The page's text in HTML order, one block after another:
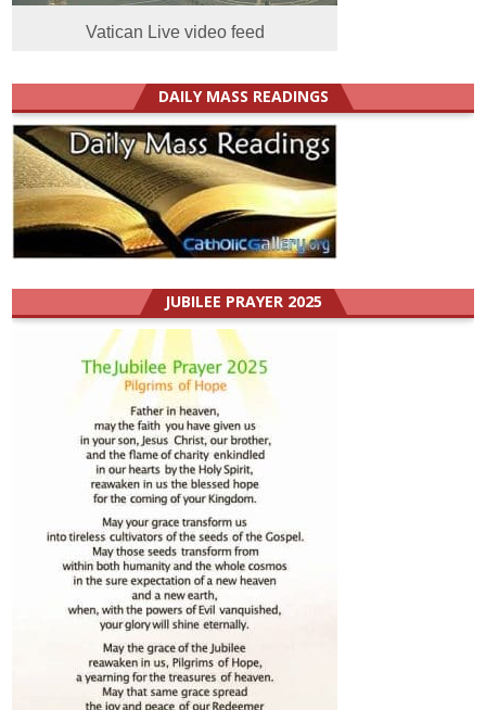
Vatican Live video feed
DAILY MASS READINGS
JUBILEE PRAYER 2025